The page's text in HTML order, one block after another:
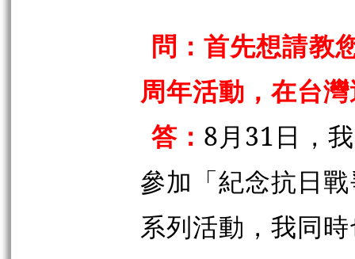
問：首先想請教
周年活動，在台
答： 8月31日，
參加「紀念抗日
系列活動，我同